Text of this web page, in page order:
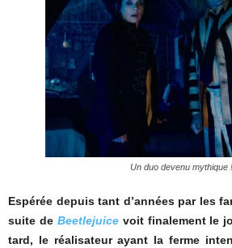
Un duo devenu mythique !
Espérée depuis tant d’années par les
suite de Beetlejuicevoit finalement le
tard, le réalisateur ayant la ferme